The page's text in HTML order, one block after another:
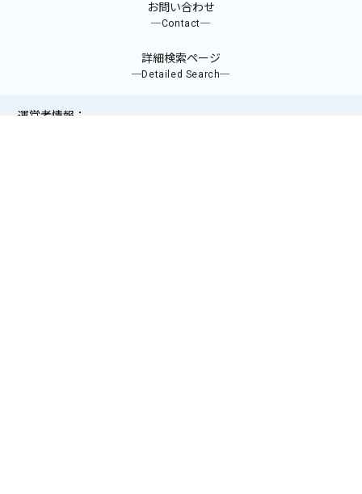
お問い合わせ
─Contact─
詳細検索ページ
─Detailed Search─
運営者情報：